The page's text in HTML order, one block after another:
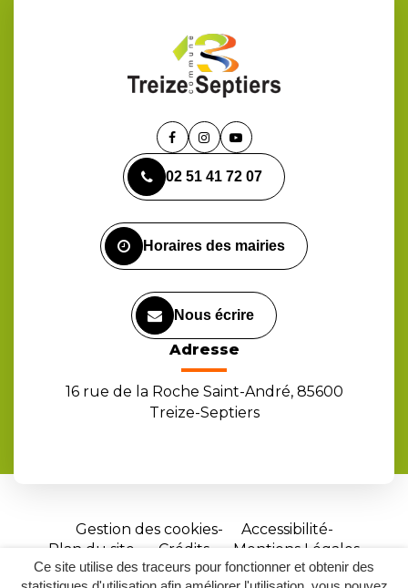
Ce site utilise des traceurs pour fonctionner et obtenir des
Lien
le
compte
Lien
le
compte
Lien
la
chaîne
02 51 41 72 07
Horaires des mairies
Nous écrire
Adresse
16 rue de la Roche Saint-André, 85600
Treize-Septiers
Gestion des cookies
Accessibilité
Plan du site
Crédits
Mentions Légales
Site